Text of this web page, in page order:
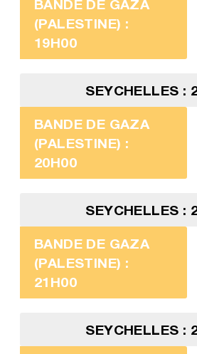
BANDE DE GAZA
(PALESTINE) :
19H00
SEYCHELLES :
BANDE DE GAZA
(PALESTINE) :
20H00
SEYCHELLES :
BANDE DE GAZA
(PALESTINE) :
21H00
SEYCHELLES :